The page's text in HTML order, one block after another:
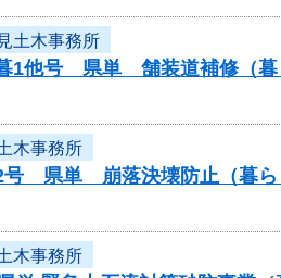
土木事務所
1他号 県単 舗装道補修（
木事務所
号 県単 崩落決壊防止（暮
木事務所